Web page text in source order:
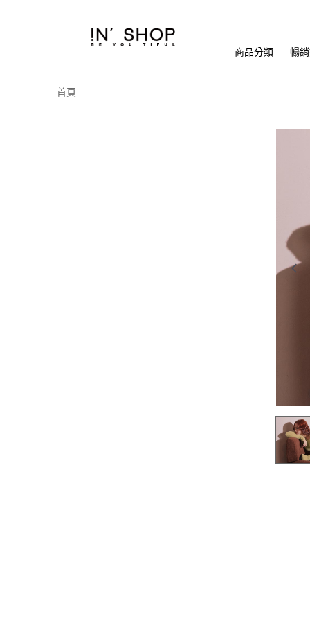
商品分類 暢
首頁